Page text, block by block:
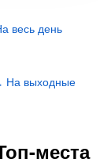
весь день
На выходные
места